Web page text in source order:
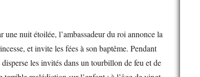
une nuit étoilée, l’ambassadeur du roi annonce la
et invite les fées à son baptême. Pendant
les invités dans un tourbillon de feu et de